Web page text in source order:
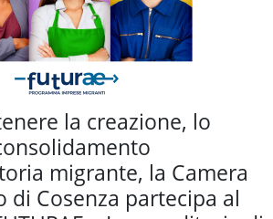
la creazione, lo
migrante, la Camera
di Cosenza partecipa al